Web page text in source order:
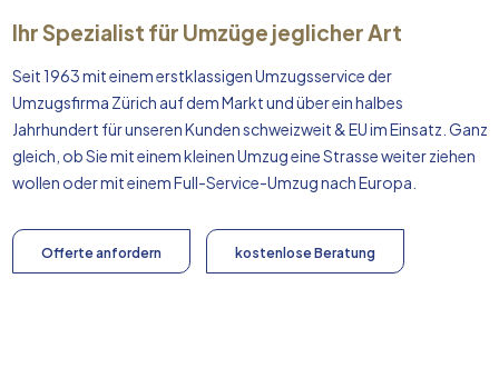
Ihr Spezialist für Umzüge jeglicher Art
Seit 1963 mit einem erstklassigen Umzugsservice der
Umzugsfirma Zürich auf dem Markt und über ein halbes
Jahrhundert für unseren Kunden schweizweit & EU im Einsatz. Ganz
gleich, ob Sie mit einem kleinen Umzug eine Strasse weiter ziehen
wollen oder mit einem Full-Service-Umzug nachEuropa
Offerte anfordern kostenlose Beratung